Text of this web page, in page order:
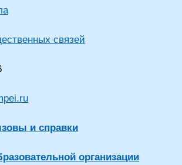
связей
и справки
организации